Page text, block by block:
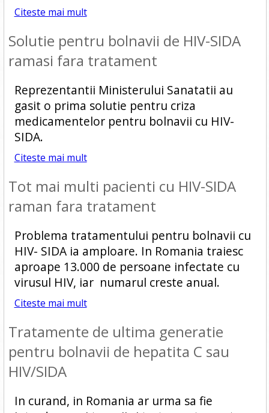
Citeste mai mult
Solutie pentru bolnavii de HIV-SIDA
ramasi fara tratament
Reprezentantii Ministerului Sanatatii au
gasit o prima solutie pentru criza
medicamentelor pentru bolnavii cu HIV-
SIDA.
Citeste mai mult
Tot mai multi pacienti cu HIV-SIDA
raman fara tratament
Problema tratamentului pentru bolnavii cu
HIV- SIDA ia amploare. In Romania traiesc
aproape 13.000 de persoane infectate cu
virusul HIV, iar numarul creste anual.
Citeste mai mult
Tratamente de ultima generatie
pentru bolnavii de hepatita C sau
HIV/SIDA
In curand, in Romania ar urma sa fie